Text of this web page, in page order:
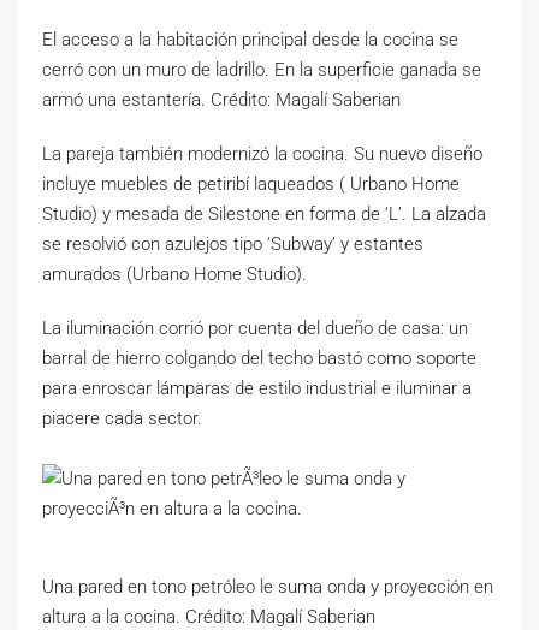
El acceso a la habitación principal desde la cocina se
cerró con un muro de ladrillo. En la superficie ganada se
armó una estantería. Crédito: Magalí Saberian
La pareja también modernizó la cocina. Su nuevo diseño
incluye muebles de petiribí laqueados ( Urbano Home
Studio) y mesada de Silestone en forma de ‘L’. La alzada
se resolvió con azulejos tipo ‘Subway’ y estantes
amurados (Urbano Home Studio).
La iluminación corrió por cuenta del dueño de casa: un
barral de hierro colgando del techo bastó como soporte
para enroscar lámparas de estilo industrial e iluminar a
piacere cada sector.
Una pared en tono petróleo le suma onda y proyección en
altura a la cocina. Crédito: Magalí Saberian